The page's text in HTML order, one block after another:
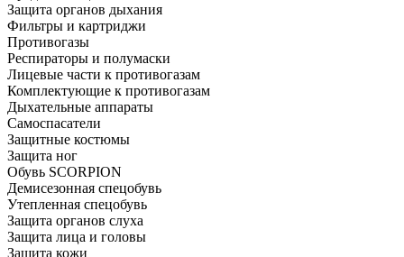
Защита органов дыхания
Фильтры и картриджи
Противогазы
Респираторы и полумаски
Лицевые части к противогазам
Комплектующие к противогазам
Дыхательные аппараты
Самоспасатели
Защитные костюмы
Защита ног
Обувь SCORPION
Демисезонная спецобувь
Утепленная спецобувь
Защита органов слуха
Защита лица и головы
Защита кожи